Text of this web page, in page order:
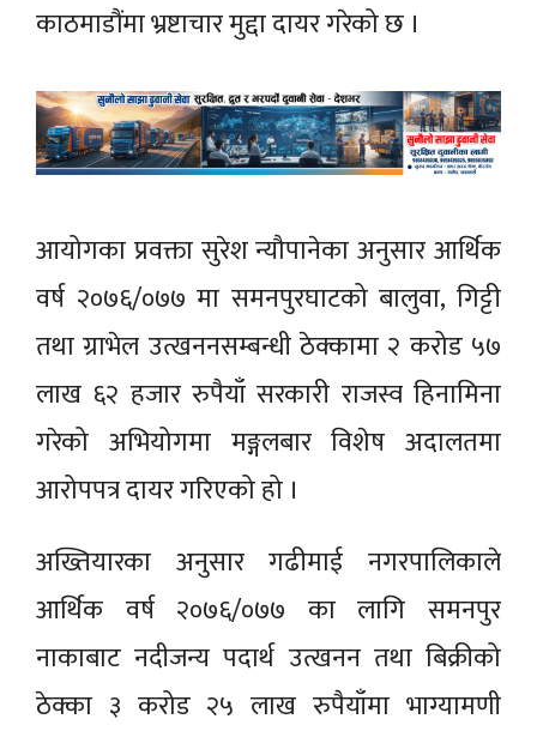
काठमाडौंमा भ्रष्टाचार मुद्दा दायर गरेको छ ।
आयोगका प्रवक्ता सुरेश न्यौपानेका अनुसार आर्थिक
वर्ष २०७६/०७७ मा समनपुरघाटको बालुवा, गिट्टी
तथा ग्राभेल उत्खननसम्बन्धी ठेक्कामा २ करोड ५७
लाख ६२ हजार रुपैयाँ सरकारी राजस्व हिनामिना
गरेको अभियोगमा मङ्गलबार विशेष अदालतमा
आरोपपत्र दायर गरिएको हो ।
अख्तियारका अनुसार गढीमाई नगरपालिकाले
आर्थिक वर्ष २०७६/०७७ का लागि समनपुर
नाकाबाट नदीजन्य पदार्थ उत्खनन तथा बिक्रीको
ठेक्का ३ करोड २५ लाख रुपैयाँमा भाग्यामणी